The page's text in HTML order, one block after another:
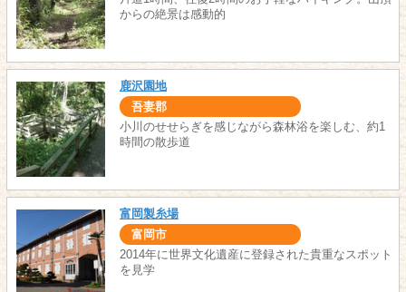
からの絶景は感動的
鹿沢園地
吾妻郡
小川のせせらぎを感じながら森林浴を楽しむ、約1
時間の散歩道
富岡製糸場
富岡市
2014年に世界文化遺産に登録された貴重なスポット
を見学